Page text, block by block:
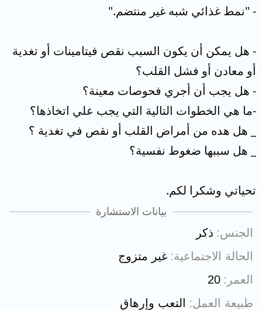
- "نمط غذائي شبه غير منتضم."
- هل يمكن أن يكون السبب نقص فيتامينات أو تغدية
أو معادن أو فشل القلب؟
- هل يجب أن أجري فحوصات معينة؟
-ما هي الخطوات التالية التي يجب علي اتخاذها؟
_ هل هده من أمراض القلب أو نقص في تغدية ؟
_ هل سببها ضغوط نفسية؟
تحياتي وشكرا لكم.
بيانات الاستشارة
الجنس ذكر
الحالة الاجتماعية غير متزوج
العمر
20
طبيعة العمل
التعب وإرهاق